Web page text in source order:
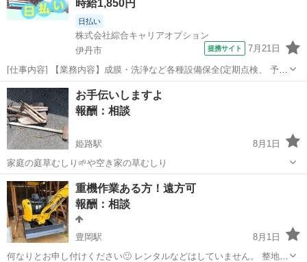
時給1,850円
日払い
株式会社綜合キャリアオプション
伊丹市
提携サイト 7月21日
[仕事内容] 【業務内容】成膜・洗浄など各種設備保全(定期点検、 予防
メンテナンス)業務・主に設備の内部部品の定期クリーニング及び交
換、 半導体ガスボンベ交換、 各種薬液交換、 設備の定期点検 【取扱
い商品】 。＋お仕事探...
兵庫 伊丹市 工場
お手伝いしますよ
報酬：相談
姫路駅
8月1日
家庭の庭草むしり🌱や空き家の草むしり
兵庫 姫路市 姫路駅 手伝いたい/助けたい
重機作業ある方！遠方可
報酬：相談
豊岡駅
8月1日
何なりとお申し付けください🙂 レンタルなどはしていません。 整地、